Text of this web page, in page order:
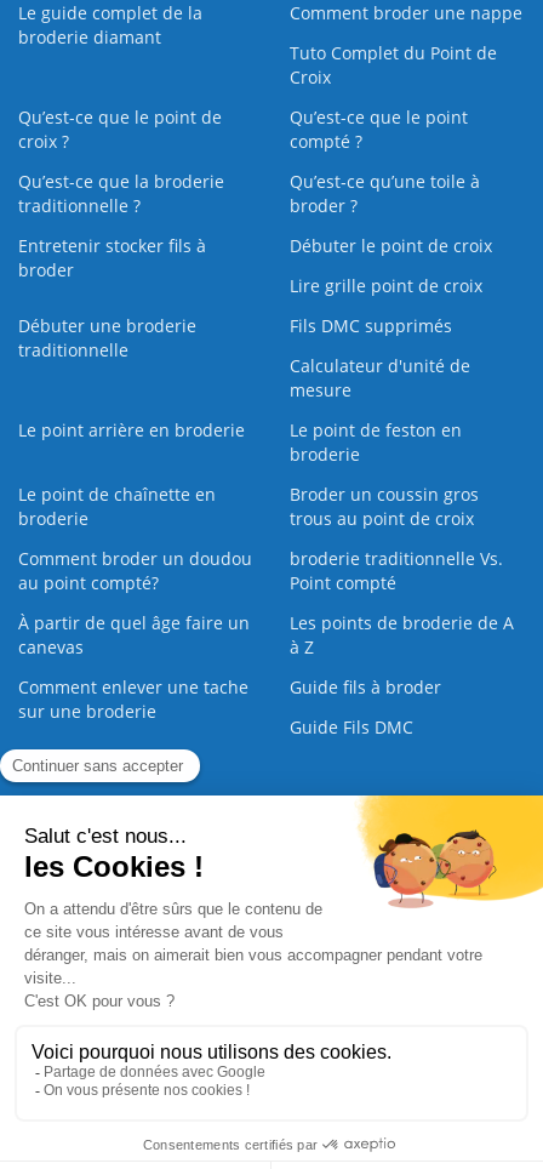
Le guide complet de la
broderie diamant
Comment broder une nappe
Tuto Complet du Point de
Croix
Qu’est-ce que le point de
croix ?
Qu’est-ce que le point
compté ?
Qu’est-ce que la broderie
traditionnelle ?
Qu’est‑ce qu’une toile à
broder ?
Entretenir stocker fils à
broder
Débuter le point de croix
Lire grille point de croix
Débuter une broderie
traditionnelle
Fils DMC supprimés
Calculateur d'unité de
mesure
Le point arrière en broderie
Le point de feston en
broderie
Le point de chaînette en
broderie
Broder un coussin gros
trous au point de croix
Comment broder un doudou
au point compté?
broderie traditionnelle Vs.
Point compté
À partir de quel âge faire un
canevas
Les points de broderie de A
à Z
Comment enlever une tache
sur une broderie
Guide fils à broder
Guide Fils DMC
Guide de la Broderie
Commande Papier Qui sommes nous Nous contacter |
Paiement sécurisé
2008 - 2026 © CreaMagic. ALL Rights Reserved.